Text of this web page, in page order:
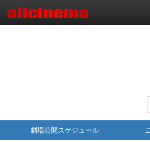
劇場公開スケジュール